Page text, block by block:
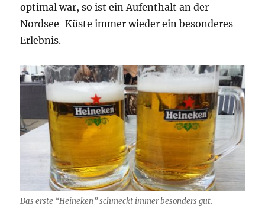
optimal war, so ist ein Aufenthalt an der
Nordsee-Küste immer wieder ein besonderes
Erlebnis.
Das erste “Heineken” schmeckt immer besonders gut.